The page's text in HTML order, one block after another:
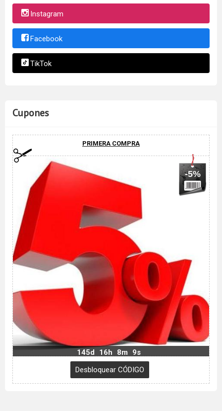
Instagram
Facebook
TikTok
Cupones
PRIMERA COMPRA
-5%
145d 16h 8m 8s